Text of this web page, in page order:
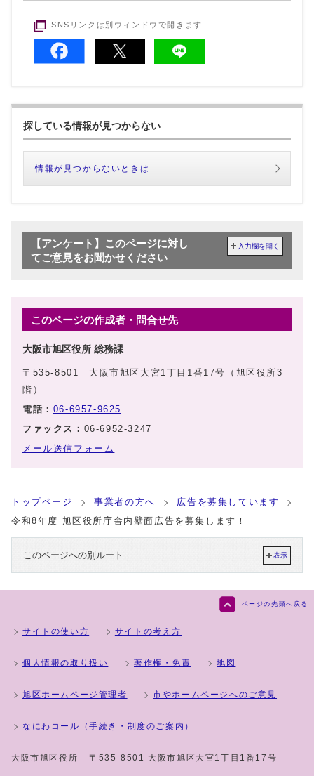
SNSリンクは別ウィンドウで開きます
探している情報が見つからない
情報が見つからないときは
【アンケート】このページに対し
てご意見をお聞かせください
入力欄を開く
このページの作成者・問合せ先
大阪市旭区役所 総務課
〒535-8501 大阪市旭区大宮1丁目1番17号（旭区役所3
階）
電話： 06-6957-9625
ファックス： 06-6952-3247
メール送信フォーム
トップページ 事業者の方へ
広告を募集しています
令和8年度 旭区役所庁舎内壁面広告を募集します！
このページへの別ルート 表示
ページの先頭へ戻る
サイトの使い方 サイトの考え方
個人情報の取り扱い 著作権・免責 地図
旭区ホームページ管理者 市やホームページへのご意見
なにわコール（手続き・制度のご案内）
大阪市旭区役所 〒535-8501 大阪市旭区大宮1丁目1番17号